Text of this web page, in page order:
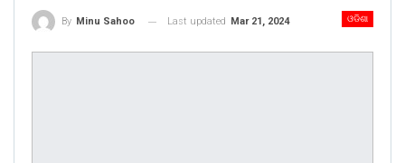
ଓଡିଶା
By Minu Sahoo Last updated Mar 21, 2024